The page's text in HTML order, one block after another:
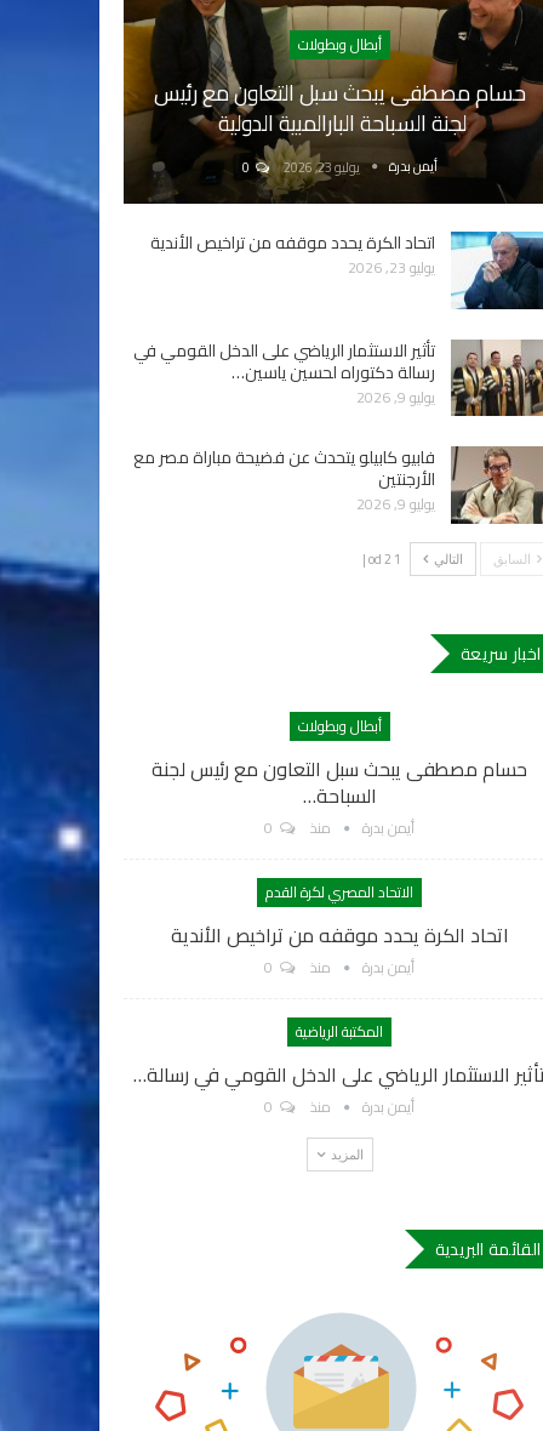
أبطال وبطولات
حسام مصطفى يبحث سبل التعاون مع رئيس
لجنة السباحة البارالمبية الدولية
أيمن بدرة يوليو 23, 2026
اتحاد الكرة يحدد موقفه من تراخيص الأندية
يوليو 23, 2026
تأثير الاستثمار الرياضي على الدخل القومي في
رسالة دكتوراه لحسين ياسين…
يوليو 9, 2026
فابيو كابيلو يتحدث عن فضيحة مباراة مصر مع
الأرجنتين
يوليو 9, 2026
السابق التالي 1 od 2 |
اخبار سريعة
أبطال وبطولات
حسام مصطفى يبحث سبل التعاون مع رئيس لجنة
السباحة…
أيمن بدرة منذ
الاتحاد المصري لكرة القدم
اتحاد الكرة يحدد موقفه من تراخيص الأندية
أيمن بدرة منذ
المكتبة الرياضية
الاستثمار الرياضي على الدخل القومي في رسالة…
أيمن بدرة منذ
المزيد
القائمة البريدية